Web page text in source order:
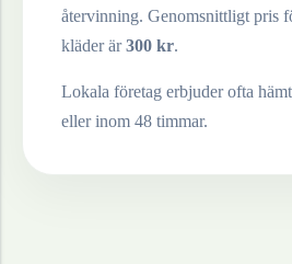
återvinning. Genomsnittligt pris
kläderär300 kr.
Lokala företag erbjuder ofta
eller inom 48 timmar.